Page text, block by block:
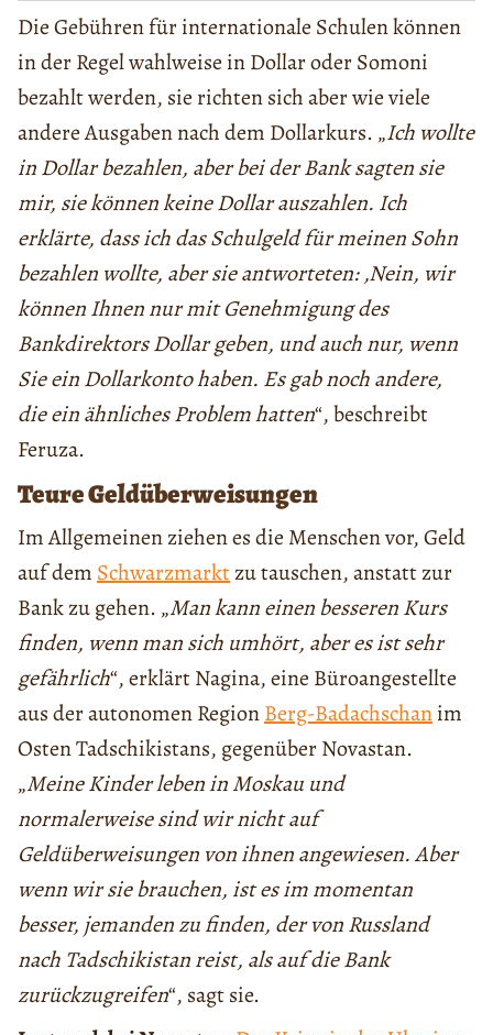
Die Gebühren für internationale Schulen können
in der Regel wahlweise in Dollar oder Somoni
bezahlt werden, sie richten sich aber wie viele
andere Ausgaben nach dem Dollarkurs. „Ich wollte
in Dollar bezahlen, aber bei der Bank sagten sie
mir, sie können keine Dollar auszahlen. Ich
erklärte, dass ich das Schulgeld für meinen Sohn
bezahlen wollte, aber sie antworteten: ‚Nein, wir
können Ihnen nur mit Genehmigung des
Bankdirektors Dollar geben, und auch nur, wenn
Sie ein Dollarkonto haben. Es gab noch andere,
die ein ähnliches Problem hatten“, beschreibt
Feruza.
Teure Geldüberweisungen
Im Allgemeinen ziehen es die Menschen vor, Geld
auf dem Schwarzmarktzu tauschen, anstatt zur
Bank zu gehen. „Man kann einen besseren Kurs
finden, wenn man sich umhört, aber es ist sehr
gefährlich“, erklärt Nagina, eine Büroangestellte
aus der autonomen RegionBerg-Badachschanim
Osten Tadschikistans, gegenüber Novastan.
„Meine Kinder leben in Moskau und
normalerweise sind wir nicht auf
Geldüberweisungen von ihnen angewiesen. Aber
wenn wir sie brauchen, ist es im momentan
besser, jemanden zu finden, der von Russland
nach Tadschikistan reist, als auf die Bank
zurückzugreifen“, sagt sie.